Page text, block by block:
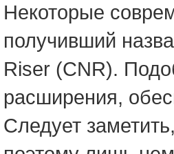
Некоторые
получивший
Riser (CNR).
расширения,
Следует